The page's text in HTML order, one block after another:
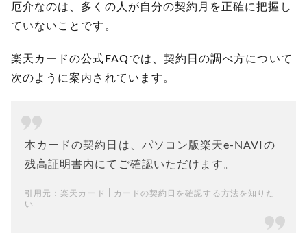
厄介なのは、多くの人が自分の契約月を正確に把握し
ていないことです。
楽天カードの公式FAQでは、契約日の調べ方について
次のように案内されています。
本カードの契約日は、パソコン版楽天e-NAVIの
残高証明書内にてご確認いただけます。
引用元： 楽天カード | カードの契約日を確認する方法を知りた
い